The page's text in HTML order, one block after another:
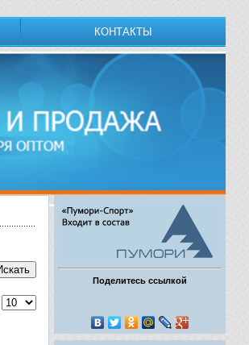
КОНТАКТЫ
Поделитесь ссылкой